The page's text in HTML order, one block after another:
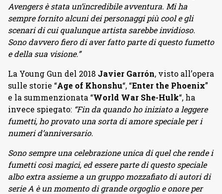
Avengers è stata un’incredibile avventura. Mi ha
sempre fornito alcuni dei personaggi più cool e gli
scenari di cui qualunque artista sarebbe invidioso.
Sono davvero fiero di aver fatto parte di questo fumetto
e della sua visione.”
La Young Gun del 2018 Javier Garrón, visto all’opera
sulle storie “Age of Khonshu“, “Enter the Phoenix”
e la summenzionata “World War She-Hulk“, ha
invece spiegato: “Fin da quando ho iniziato a leggere
fumetti, ho provato una sorta di amore speciale per i
numeri d’anniversario.
Sono sempre una celebrazione unica di quel che rende i
fumetti così magici, ed essere parte di questo speciale
albo extra assieme a un gruppo mozzafiato di autori di
serie A è un momento di grande orgoglio e onore per